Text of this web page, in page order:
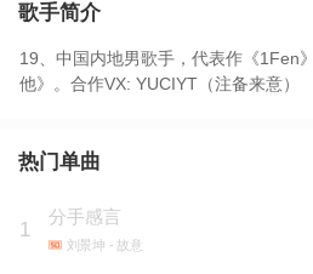
歌手简介
19、中国内地男歌手，代表作《1Fen
他》。合作VX: YUCIYT（注备来意）
热门单曲
1
分手感言
刘景坤 - 故意